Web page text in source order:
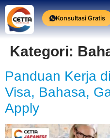
Konsultasi Gratis
Kategori:
Panduan Kerja
Visa, Bahasa,
Apply